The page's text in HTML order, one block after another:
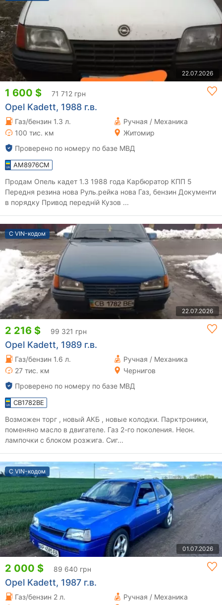
22.07.2026
1 600 $ 71 712 грн
Opel Kadett, 1988 г.в.
Газ/бензин 1.3 л.
Ручная / Механика
100 тис. км
Житомир
Проверено по номеру по базе МВД
AM8976CM
Продам Опель кадет 1.3 1988 года Карбюратор КПП 5
Передня резина нова Руль.рейка нова Газ, бензин Документи
в порядку Привод передній Кузов ...
С VIN-кодом
22.07.2026
2 216 $ 99 321 грн
Opel Kadett, 1989 г.в.
Газ/бензин 1.6 л.
Ручная / Механика
27 тис. км
Чернигов
Проверено по номеру по базе МВД
CB1782BE
Возможен торг , новый АКБ , новые колодки. Парктроники,
поменяно масло в двигателе. Газ 2-го поколения. Неон.
лампочки с блоком розжига. Сиг...
С VIN-кодом
01.07.2026
2 000 $ 89 640 грн
Opel Kadett, 1987 г.в.
Газ/бензин 2 л.
Ручная / Механика